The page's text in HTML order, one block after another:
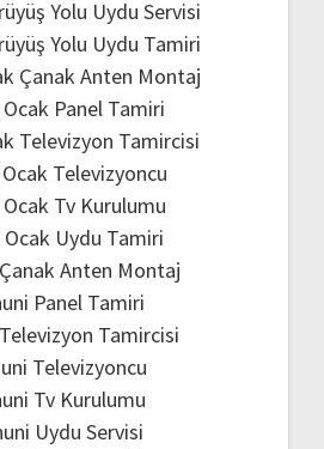
Yolu Uydu Servisi
Yolu Uydu Tamiri
Çanak Anten Montaj
Panel Tamiri
Televizyon Tamircisi
Televizyoncu
Tv Kurulumu
Uydu Tamiri
Anten Montaj
Panel Tamiri
Tamircisi
Televizyoncu
Tv Kurulumu
Uydu Servisi